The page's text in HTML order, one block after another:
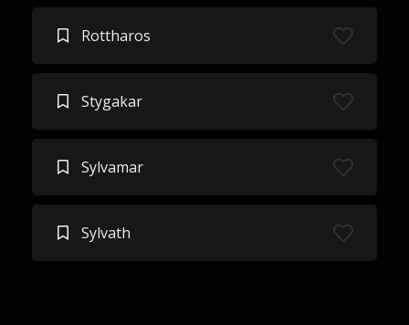
Rottharos
Stygakar
Sylvamar
Sylvath